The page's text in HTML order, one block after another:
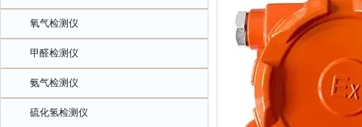
氧气检测仪
甲醛检测仪
氨气检测仪
硫化氢检测仪